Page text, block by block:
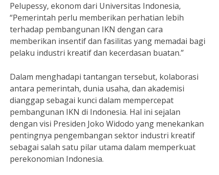
Pelupessy, ekonom dari Universitas Indonesia,
“Pemerintah perlu memberikan perhatian lebih
terhadap pembangunan IKN dengan cara
memberikan insentif dan fasilitas yang memadai bagi
pelaku industri kreatif dan kecerdasan buatan.”
Dalam menghadapi tantangan tersebut, kolaborasi
antara pemerintah, dunia usaha, dan akademisi
dianggap sebagai kunci dalam mempercepat
pembangunan IKN di Indonesia. Hal ini sejalan
dengan visi Presiden Joko Widodo yang menekankan
pentingnya pengembangan sektor industri kreatif
sebagai salah satu pilar utama dalam memperkuat
perekonomian Indonesia.